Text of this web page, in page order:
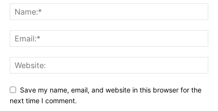
Save my name, email, and website in this browser for the
next time I comment.